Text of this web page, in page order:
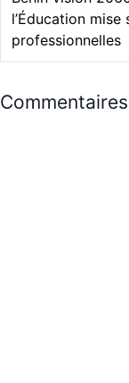
l’Éducation
professionnelles
Commentaires